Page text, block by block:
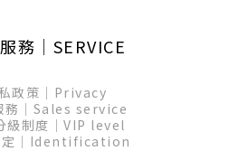
務│SERVICE
政策│Privacy
務│Sales service
級制度│VIP level
定│Identification